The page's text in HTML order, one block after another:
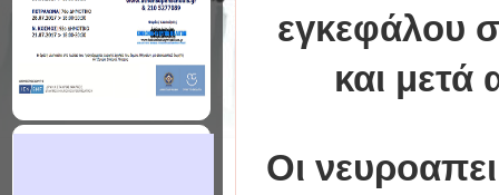
εγκεφάλου
και
Οι